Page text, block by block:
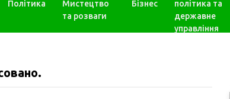
Політика
Мистецтво
та розваги
Бізнес
політика та
державне
управління